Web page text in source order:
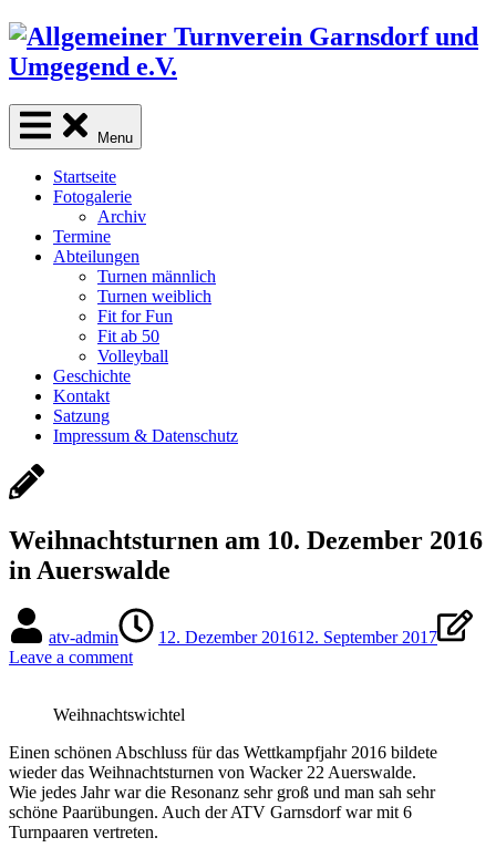
Skip
content
Menu
Startseite
Fotogalerie
Archiv
Termine
Abteilungen
Turnen männlich
Turnen weiblich
Fit for Fun
Fit ab 50
Volleyball
Geschichte
Kontakt
Satzung
Impressum & Datenschutz
Weihnachtsturnen am 10. Dezember 2016
in Auerswalde
atv-admin 12. Dezember 201612. September 2017
Leave a comment
Weihnachtswichtel
Einen schönen Abschluss für das Wettkampfjahr 2016 bildete
wieder das Weihnachtsturnen von Wacker 22 Auerswalde.
Wie jedes Jahr war die Resonanz sehr groß und man sah sehr
schöne Paarübungen. Auch der ATV Garnsdorf war mit 6
Turnpaaren vertreten.